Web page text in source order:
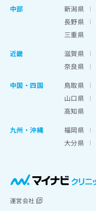
中部
新潟県
長野県
三重県
近畿
滋賀県
奈良県
中国・四国
鳥取県
山口県
高知県
九州・沖縄
福岡県
大分県
運営会社